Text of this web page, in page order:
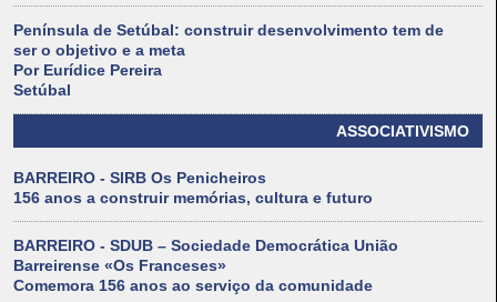
Península de Setúbal: construir desenvolvimento tem de
ser o objetivo e a meta
Por Eurídice Pereira
Setúbal
ASSOCIATIVISMO
BARREIRO - SIRB Os Penicheiros
156 anos a construir memórias, cultura e futuro
BARREIRO - SDUB – Sociedade Democrática União
Barreirense «Os Franceses»
Comemora 156 anos ao serviço da comunidade